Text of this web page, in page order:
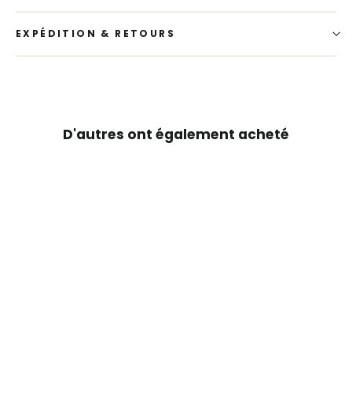
EXPÉDITION & RETOURS
D'autres ont également acheté